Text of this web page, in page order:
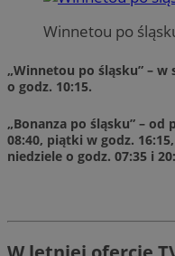
Winnetou po
„Winnetou po śląsku” –
o godz. 10:15.
„Bonanza po śląsku” – od
08:40, piątki w godz.
niedziele o godz. 07:35 i